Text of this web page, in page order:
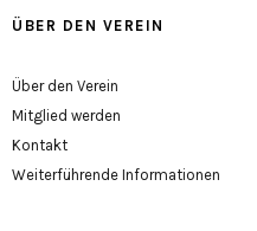
ÜBER DEN VEREIN
Über den Verein
Mitglied werden
Kontakt
Weiterführende Informationen